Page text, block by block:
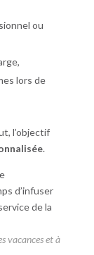
ou
lors de
l’objectif
.
d’infuser
de la
vacances et à